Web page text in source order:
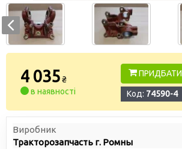
4 035₴
в наявності
ПРИДБАТИ
Код: 74590-4
Виробник
Тракторозапчасть г. Ромны